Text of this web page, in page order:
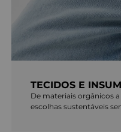
TECIDOS E
De materiais orgânicos
escolhas sustentáveis